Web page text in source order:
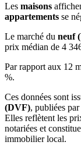
Les maisons
appartements se
Le marché du neuf
prix médian de 4
Par rapport aux 12
%.
Ces données sont
(DVF), publiées
Elles reflètent les
notariées et
immobilier local.